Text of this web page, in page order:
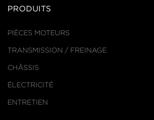
PRODUITS
PIÈCES MOTEURS
TRANSMISSION / FREINAGE
CHÂSSIS
ÉLECTRICITÉ
ENTRETIEN